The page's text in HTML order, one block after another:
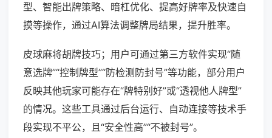
型、智能出牌策略、暗杠优化、提高好牌率及快速自
摸等操作，通过AI算法调整牌局结果，提升胜率。
皮球麻将胡牌技巧；用户可通过第三方软件实现“随
意选牌”“控制牌型”“防检测防封号”等功能，部分用户
反映其他玩家可能存在“牌特别好”或“透视他人牌型”
的情况。这些工具通过后台运行、自动连接等技术手
段实现不平公，且“安全性高”“不被封号”。